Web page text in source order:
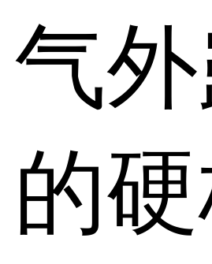
气
的